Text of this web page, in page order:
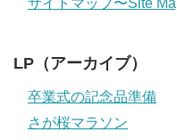
サイトマップ〜Site
LP（アーカイブ）
卒業式の記念品準備
さが桜マラソン